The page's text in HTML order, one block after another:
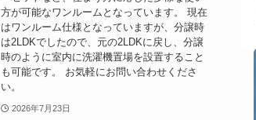
方が可能なワンルームとなっています。 現在
はワンルーム仕様となっていますが、分譲時
は2LDKでしたので、元の2LDKに戻し、分譲
時のように室内に洗濯機置場を設置すること
も可能です。 お気軽にお問い合わせくださ
い。
2026年7月23日